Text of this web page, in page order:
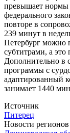
превышает нормы
федерального
повторе в
239 минут в
Петербург можно
субтитрами, а
Дополнительно в
программы с
адаптированный
занимает 1440
Источник
Питерец
Новости регионов